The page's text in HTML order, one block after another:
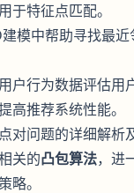
于特征点匹配。
建模中帮助寻找最
户行为数据评估用
高推荐系统性能。
对问题的详细解析
关的凸包算法，进
略。